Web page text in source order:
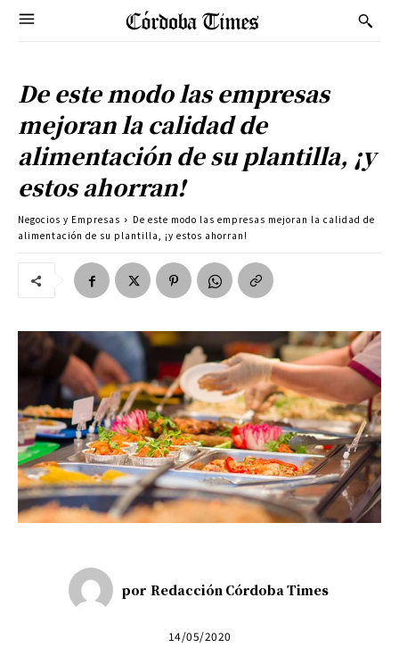
De este modo las empresas
mejoran la calidad de
alimentación de su plantilla, ¡y
estos ahorran!
Negocios y Empresas
De este modo las empresas mejoran la calidad de
alimentación de su plantilla, ¡y estos ahorran!
por Redacción Córdoba Times
14/05/2020